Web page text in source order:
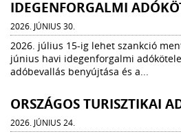
IDEGENFORGALMI
2026. JÚNIUS 30.
2026. július 15-ig lehet szankció
június havi idegenforgalmi
adóbevallás benyújtása és a...
ORSZÁGOS TURISZTIKAI
2026. JÚNIUS 24.